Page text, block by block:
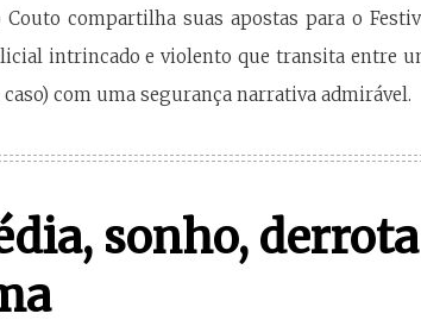
Couto compartilha suas apostas para o
intrincado e violento que transita entre
caso) com uma segurança narrativa admirável.
sonho,